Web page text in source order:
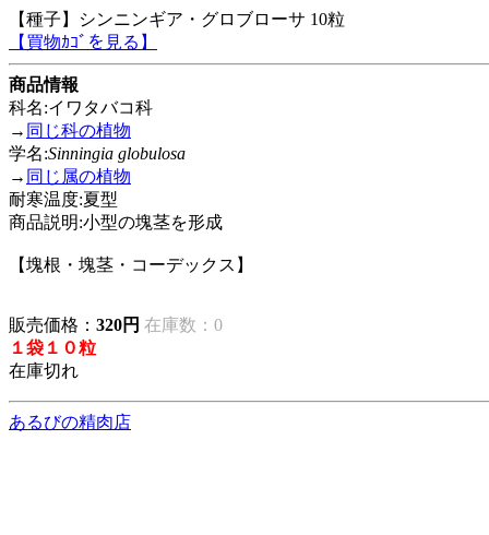
【種子】シンニンギア・グロブローサ 10粒
【買物ｶｺﾞを見る】
商品情報
科名:イワタバコ科
→ 同じ科の植物
学名:Sinningia globulosa
→ 同じ属の植物
耐寒温度:夏型
商品説明:小型の塊茎を形成
【塊根・塊茎・コーデックス】
販売価格： 320円 在庫数：0
１袋１０粒
在庫切れ
あるびの精肉店